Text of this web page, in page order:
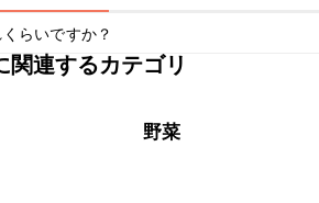
らいですか？
ピは出来たてをお召し上がりいただくことを
です。
関連するカテゴリ
野菜